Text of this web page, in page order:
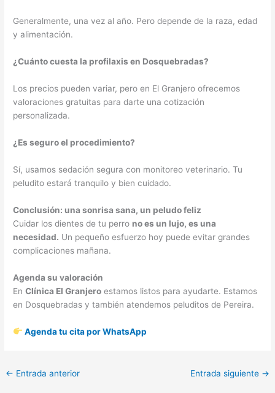
Generalmente, una vez al año. Pero depende de la raza, edad
y alimentación.
¿Cuánto cuesta la profilaxis en Dosquebradas?
Los precios pueden variar, pero en El Granjero ofrecemos
valoraciones gratuitas para darte una cotización
personalizada.
¿Es seguro el procedimiento?
Sí, usamos sedación segura con monitoreo veterinario. Tu
peludito estará tranquilo y bien cuidado.
Conclusión: una sonrisa sana, un peludo feliz
Cuidar los dientes de tu perro no es un lujo, es una
necesidad. Un pequeño esfuerzo hoy puede evitar grandes
complicaciones mañana.
Agenda su valoración
EnClínica El Granjero estamos listos para ayudarte. Estamos
en Dosquebradas y también atendemos peluditos de Pereira.
Agenda tu cita por WhatsApp
← Entrada anterior Entrada siguiente →